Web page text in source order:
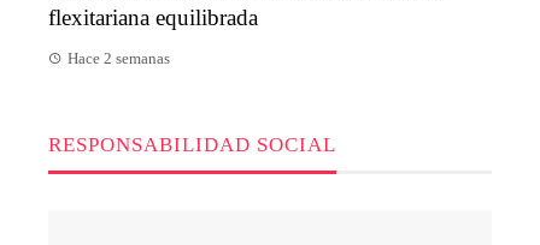
flexitariana equilibrada
Hace 2 semanas
RESPONSABILIDAD SOCIAL